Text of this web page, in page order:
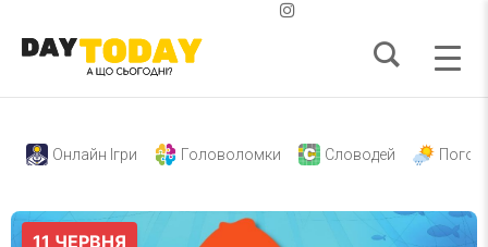
Онлайн Ігри Головоломки Словодей